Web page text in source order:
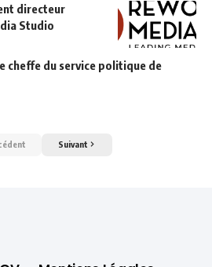
directeur
Studio
cheffe du service politique de
Suivant